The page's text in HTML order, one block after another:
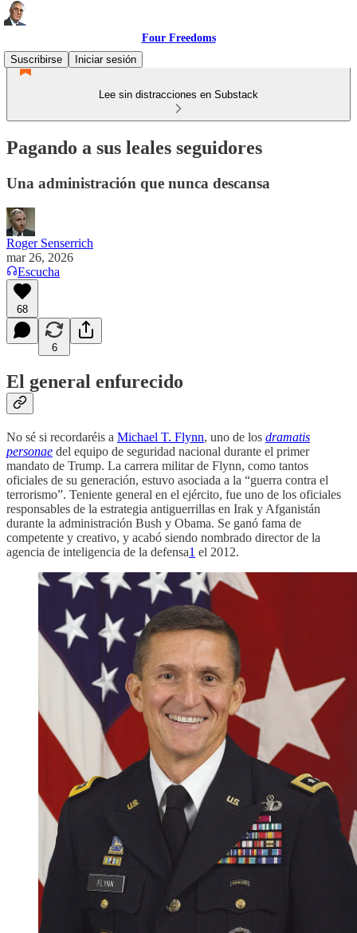
Four Freedoms
Suscribirse
Iniciar sesión
Lee sin distracciones en Substack
Pagando a sus leales seguidores
Una administración que nunca descansa
Roger Senserrich
mar 26, 2026
Escucha
68
6
El general enfurecido
No sé si recordaréis a Michael T. Flynn, uno de los dramatis
personae del equipo de seguridad nacional durante el primer
mandato de Trump. La carrera militar de Flynn, como tantos
oficiales de su generación, estuvo asociada a la “guerra contra el
terrorismo”. Teniente general en el ejército, fue uno de los oficiales
responsables de la estrategia antiguerrillas en Irak y Afganistán
durante la administración Bush y Obama. Se ganó fama de
competente y creativo, y acabó siendo nombrado director de la
agencia de inteligencia de la defensa1 el 2012.